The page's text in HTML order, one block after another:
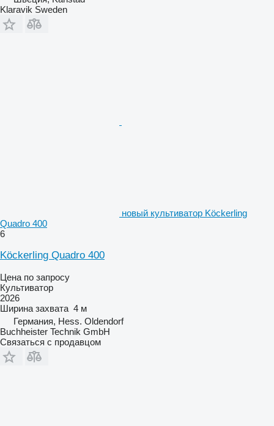
Klaravik Sweden
новый культиватор Köckerling
Quadro 400
6
Köckerling Quadro 400
Цена по запросу
Культиватор
2026
Ширина захвата 4 м
Германия, Hess. Oldendorf
Buchheister Technik GmbH
Связаться с продавцом